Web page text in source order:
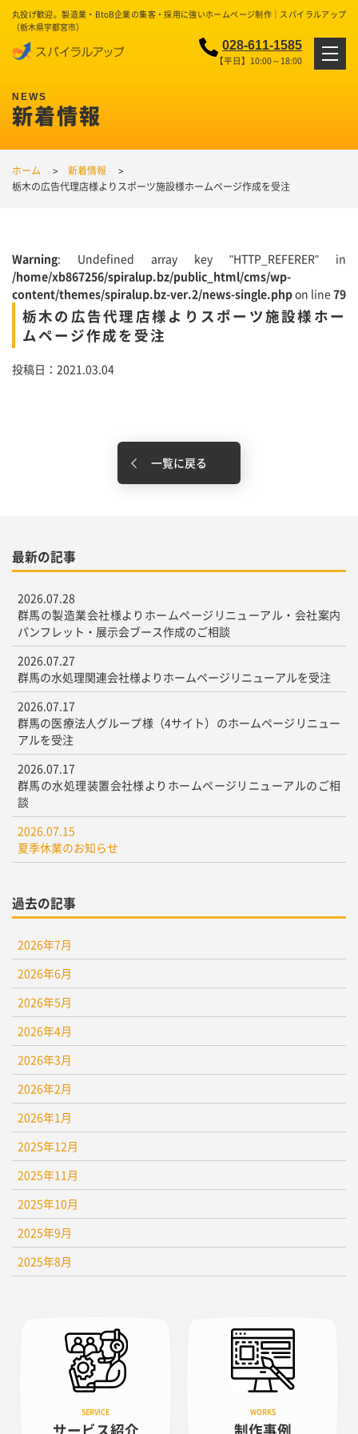
丸投げ歓迎。製造業・BtoB企業の集客・採用に強いホームページ制作｜スパイラルアップ
（栃木県宇都宮市）
028-611-1585
【平日】10:00～18:00
新着情報
ホーム
新着情報
栃木の広告代理店様よりスポーツ施設様ホームページ作成を受注
Warning: Undefined array key "HTTP_REFERER" in
/home/xb867256/spiralup.bz/public_html/cms/wp-
content/themes/spiralup.bz-ver.2/news-single.phpon line79
栃木の広告代理店様よりスポーツ施設様ホー
ムページ作成を受注
投稿日：2021.03.04
一覧に戻る
最新の記事
2026.07.28
群馬の製造業会社様よりホームページリニューアル・会社案内
パンフレット・展示会ブース作成のご相談
2026.07.27
群馬の水処理関連会社様よりホームページリニューアルを受注
2026.07.17
群馬の医療法人グループ様（4サイト）のホームページリニュー
アルを受注
2026.07.17
群馬の水処理装置会社様よりホームページリニューアルのご相
談
2026.07.15
夏季休業のお知らせ
過去の記事
2026年7月
2026年6月
2026年5月
2026年4月
2026年3月
2026年2月
2026年1月
2025年12月
2025年11月
2025年10月
2025年9月
2025年8月